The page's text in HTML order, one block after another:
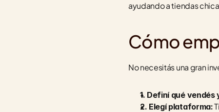
ayudando a tiendas
Cómo
No necesitás una gran
1. Definí qué vendés
2. Elegí plataforma: